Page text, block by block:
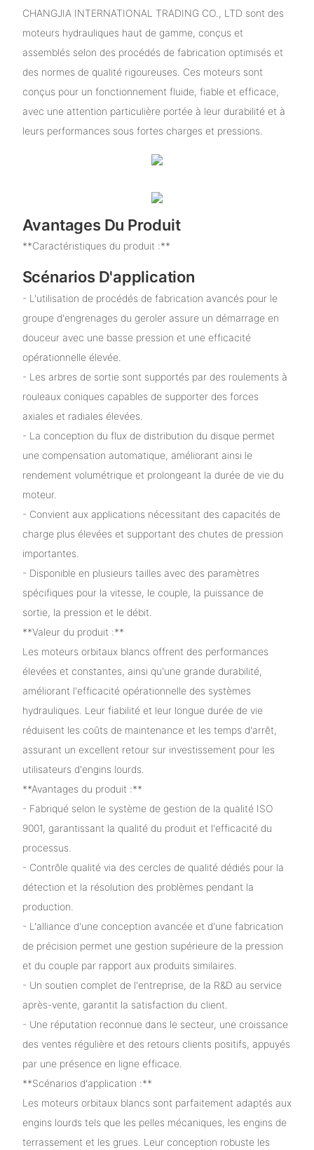
CHANGJIA INTERNATIONAL TRADING CO., LTD sont des
moteurs hydrauliques haut de gamme, conçus et
assemblés selon des procédés de fabrication optimisés et
des normes de qualité rigoureuses. Ces moteurs sont
conçus pour un fonctionnement fluide, fiable et efficace,
avec une attention particulière portée à leur durabilité et à
leurs performances sous fortes charges et pressions.
Avantages Du Produit
**Caractéristiques du produit :**
Scénarios D'application
- L'utilisation de procédés de fabrication avancés pour le
groupe d'engrenages du geroler assure un démarrage en
douceur avec une basse pression et une efficacité
opérationnelle élevée.
- Les arbres de sortie sont supportés par des roulements à
rouleaux coniques capables de supporter des forces
axiales et radiales élevées.
- La conception du flux de distribution du disque permet
une compensation automatique, améliorant ainsi le
rendement volumétrique et prolongeant la durée de vie du
moteur.
- Convient aux applications nécessitant des capacités de
charge plus élevées et supportant des chutes de pression
importantes.
- Disponible en plusieurs tailles avec des paramètres
spécifiques pour la vitesse, le couple, la puissance de
sortie, la pression et le débit.
**Valeur du produit :**
Les moteurs orbitaux blancs offrent des performances
élevées et constantes, ainsi qu'une grande durabilité,
améliorant l'efficacité opérationnelle des systèmes
hydrauliques. Leur fiabilité et leur longue durée de vie
réduisent les coûts de maintenance et les temps d'arrêt,
assurant un excellent retour sur investissement pour les
utilisateurs d'engins lourds.
**Avantages du produit :**
- Fabriqué selon le système de gestion de la qualité ISO
9001, garantissant la qualité du produit et l'efficacité du
processus.
- Contrôle qualité via des cercles de qualité dédiés pour la
détection et la résolution des problèmes pendant la
production.
- L'alliance d'une conception avancée et d'une fabrication
de précision permet une gestion supérieure de la pression
et du couple par rapport aux produits similaires.
- Un soutien complet de l'entreprise, de la R&D au service
après-vente, garantit la satisfaction du client.
- Une réputation reconnue dans le secteur, une croissance
des ventes régulière et des retours clients positifs, appuyés
par une présence en ligne efficace.
**Scénarios d'application :**
Les moteurs orbitaux blancs sont parfaitement adaptés aux
engins lourds tels que les pelles mécaniques, les engins de
terrassement et les grues. Leur conception robuste les